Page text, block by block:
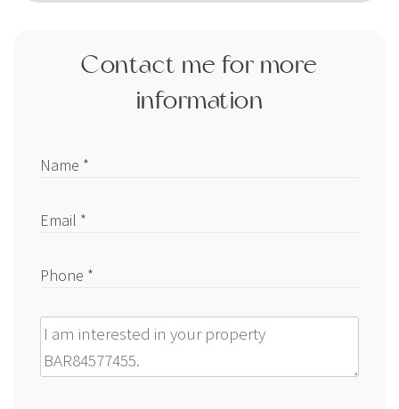
Contact me for more
information
Name *
Email *
Phone *
Message